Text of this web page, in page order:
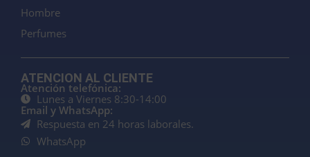
Hombre
Perfumes
ATENCION AL CLIENTE
Atención telefónica:
Lunes a Viernes 8:30-14:00
Email y WhatsApp:
Respuesta en 24 horas laborales.
WhatsApp